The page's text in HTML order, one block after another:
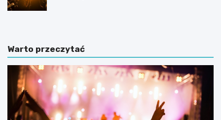
Warto przeczytać